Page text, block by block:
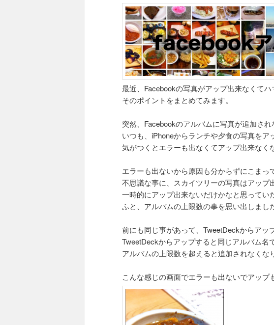
最近、Facebookの写真がアップ出来なくてハ
そのポイントをまとめてみます。
突然、Facebookのアルバムに写真が追加され
いつも、iPhoneからランチや夕食の写真をア
気がつくとエラーも出なくてアップ出来なく
エラーも出ないから原因も分からずにこまっ
不思議な事に、スカイツリーの写真はアップ
一時的にアップ出来ないだけかなと思ってい
ふと、アルバムの上限数の事を思い出しまし
前にも同じ事があって、TweetDeckからアッ
TweetDeckからアップすると同じアルバム名
アルバムの上限数を超えると追加されなくな
こんな感じの画面でエラーも出ないでアップ